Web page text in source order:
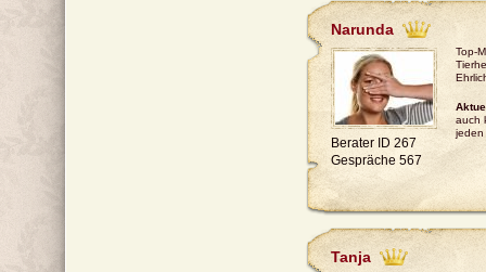
Narunda
Top-
Berater ID 267
Gespräche 567
auch
jeden
Tanja